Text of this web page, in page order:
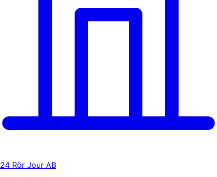
24 Rör Jour AB